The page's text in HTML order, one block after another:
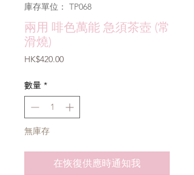
庫存單位： TP068
兩用 啡色萬能 急須茶壺 (常
滑燒)
HK$420.00價
數量 *
無庫存
在恢復供應時通知我